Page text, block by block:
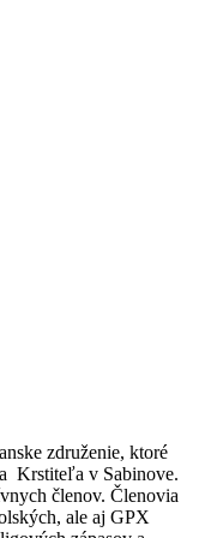
združenie, ktoré
Krstiteľa v Sabinove.
členov. Členovia
ale aj GPX